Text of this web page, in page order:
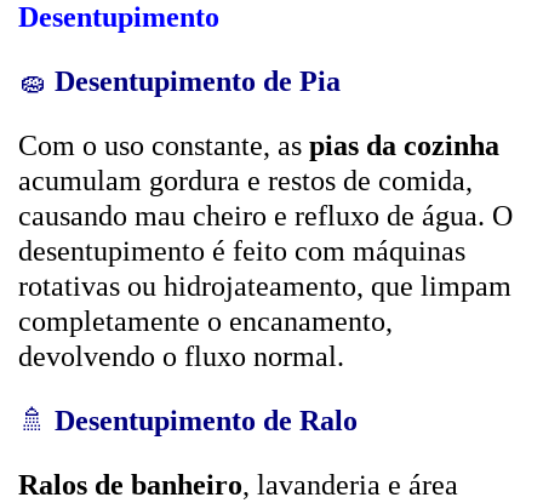
Desentupimento
🧽 Desentupimento de Pia
Com o uso constante, as pias da cozinha
acumulam gordura e restos de comida,
causando mau cheiro e refluxo de água. O
desentupimento é feito com máquinas
rotativas ou hidrojateamento, que limpam
completamente o encanamento,
devolvendo o fluxo normal.
🚿 Desentupimento de Ralo
Ralos de banheiro, lavanderia e área